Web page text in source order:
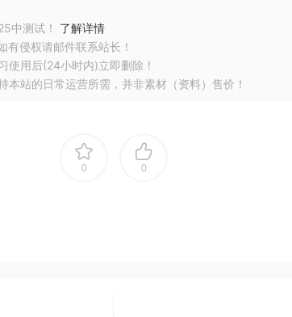
中测试！ 了解详情
有侵权请邮件联系站长！
使用后(24小时内)立即删除！
站的日常运营所需，并非素材（资料）售价！
0 0